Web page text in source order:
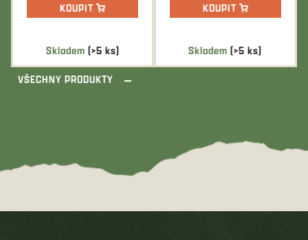
Skladem (>5 ks)
KOUPIT
Skladem(>5 ks)
KOUPIT
VŠECHNY PRODUKTY